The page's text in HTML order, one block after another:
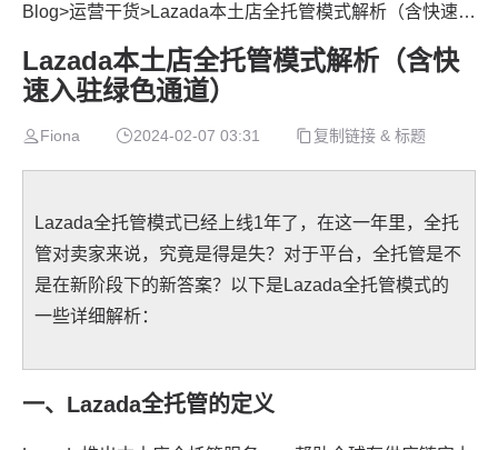
Blog>运营干货>Lazada本土店全托管模式解析（含快速入驻绿色通道）
Lazada本土店全托管模式解析（含快
速入驻绿色通道）
Fiona 2024-02-07 03:31 复制链接 & 标题